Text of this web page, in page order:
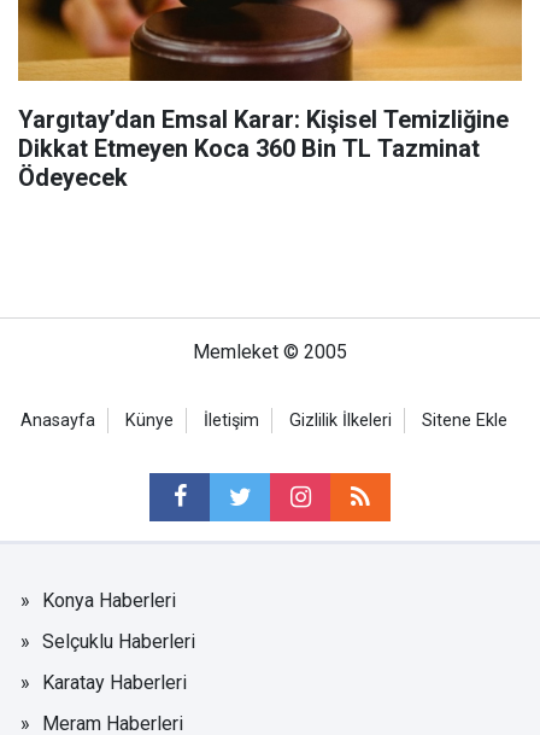
Yargıtay’dan Emsal Karar: Kişisel Temizliğine
Dikkat Etmeyen Koca 360 Bin TL Tazminat
Ödeyecek
Memleket © 2005
Anasayfa Künye İletişim Gizlilik İlkeleri Sitene Ekle
Konya Haberleri
Selçuklu Haberleri
Karatay Haberleri
Meram Haberleri